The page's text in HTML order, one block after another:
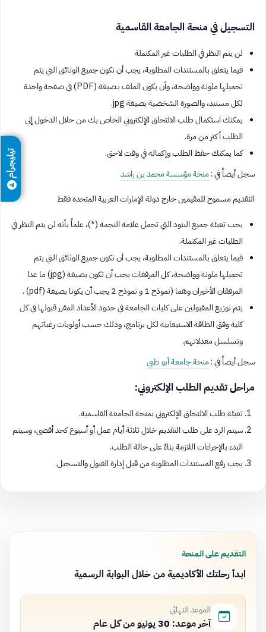
التسجيل في منحة الجامعة القاسمية
لن يتم النظر في الطلبات غير المكتملة
فيما يتعلق بالمستندات المطلوبة، يجب أن تكون جميع الوثائق التي يتم
تحميلها ملونة وواضحة، وأن يكون الملف بـصيغة (PDF) في صفحة واحدة
لكل مستند، والصورة الشخصية بصيغة jpg​.
يمكنك استكمال​ طلب الالتحاق الإلكتروني الخاص بك من خلال الدخول إلى
الطلب أكثر من مرة.
كما يمكنك حفظ الطلب وإكماله في وقت لاحق.
سجل أيضاً في :منحة مؤسسة محمد بن راشد
التقديم مسموح للمقيمين خارج دولة الإمارات العربية المتحدة فقط
يجب تعبئة جميع البنود التي تحمل علامة النجمة (*)، علماً بأنه لن يتم النظر في
الطلبات غير المكتملة.
فيما يتعلق بالمستندات المطلوبة، يجب أن تكون جميع الوثائق التي يتم
تحميلها ملونة وواضحة، كل المرفقات يجب أن تكون بصيغة (jpg) ما عدا
المرفقان الأخيران وهما (نموذج 1 و نموذج 2 يجب أن يكونا بصيغة (pdf) .
يتم توزيع المقبولين على كليات الجامعة في حدود الأعداد المقرر قبولها في كل
كلية وفق الطاقة الاستيعابية لكل برنامج، وذلك حسب أولويات رغباتهم
وتسلسل معدلاتهم.
سجل أيضاً في :منحة جامعة أبو ظبي
مراحل تقديم الطلب الإلكتروني:
تعبئة طلب الالتحاق الإلكتروني بمنحة الجامعة القاسمية.
سيتم الرد على طلب التقديم خلال ثلاثة أيام عمل أو أسبوع كحد أقصى، وسيتم
البدء بالإجراءات اللازمة بناءً على حالة الطلب.
يجب رفع المستندات المطلوبة من قبل إدارة القبول والتسجيل.
التقديم على المنحة
ابدأ رحلتك الأكاديمية من خلال البوابة الرسمية
الموعد النهائي
آخر موعد: 30 يونيو من كل عام
تيليجرام